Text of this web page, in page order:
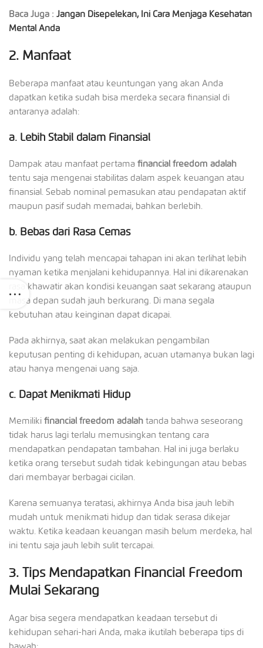
Baca Juga : Jangan Disepelekan, Ini Cara Menjaga Kesehatan
Mental Anda
2. Manfaat
Beberapa manfaat atau keuntungan yang akan Anda
dapatkan ketika sudah bisa merdeka secara finansial di
antaranya adalah:
a. Lebih Stabil dalam Finansial
Dampak atau manfaat pertama financial freedom adalah
tentu saja mengenai stabilitas dalam aspek keuangan atau
finansial. Sebab nominal pemasukan atau pendapatan aktif
maupun pasif sudah memadai, bahkan berlebih.
b. Bebas dari Rasa Cemas
Individu yang telah mencapai tahapan ini akan terlihat lebih
nyaman ketika menjalani kehidupannya. Hal ini dikarenakan
rasa khawatir akan kondisi keuangan saat sekarang ataupun
masa depan sudah jauh berkurang. Di mana segala
kebutuhan atau keinginan dapat dicapai.
Pada akhirnya, saat akan melakukan pengambilan
keputusan penting di kehidupan, acuan utamanya bukan lagi
atau hanya mengenai uang saja.
c. Dapat Menikmati Hidup
Memiliki financial freedom adalah tanda bahwa seseorang
tidak harus lagi terlalu memusingkan tentang cara
mendapatkan pendapatan tambahan. Hal ini juga berlaku
ketika orang tersebut sudah tidak kebingungan atau bebas
dari membayar berbagai cicilan.
Karena semuanya teratasi, akhirnya Anda bisa jauh lebih
mudah untuk menikmati hidup dan tidak serasa dikejar
waktu. Ketika keadaan keuangan masih belum merdeka, hal
ini tentu saja jauh lebih sulit tercapai.
3. Tips Mendapatkan Financial Freedom
Mulai Sekarang
Agar bisa segera mendapatkan keadaan tersebut di
kehidupan sehari-hari Anda, maka ikutilah beberapa tips di